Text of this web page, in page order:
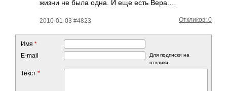
жизни не была одна. И еще есть Вера.…
2010-01-03 #4823 Откликов: 0
Имя *
E-mail
Для подписки на
отклики
Текст *